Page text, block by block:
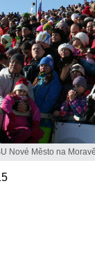
Nové Město na